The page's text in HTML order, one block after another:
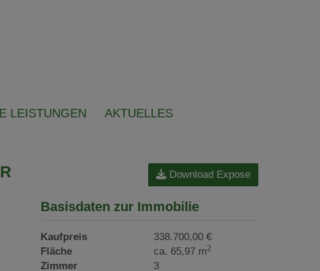
LEISTUNGEN AKTUELLES
Download Expose
Basisdaten zur Immobilie
Kaufpreis
338.700,00 €
Fläche
ca. 65,97 m2
Zimmer 3